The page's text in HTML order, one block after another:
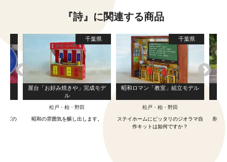
『詩』に関連する商品
イズの
千葉県
屋台「お好み焼きや」完成モデ
ル
松戸・柏・野田
昭和の雰囲気を醸し出します。
千葉県
昭和ロマン「教室」組立モデル
松戸・柏・野田
ステイホームにピッタリのジオラマ自
作キットは如何ですか？
削り